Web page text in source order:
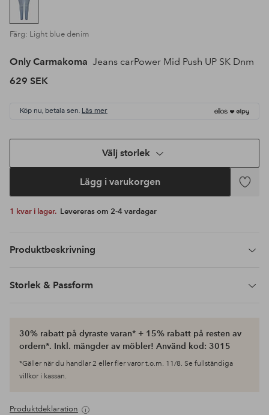
Färg: Light blue denim
Only Carmakoma Jeans carPower Mid Push UP SK Dnm
629 SEK
Köp nu, betala sen. Läs mer
Välj storlek
Lägg i varukorgen
Lägg
1 kvar i lager. Levereras om 2-4 vardagar
Produktbeskrivning
Storlek & Passform
30% rabatt på dyraste varan* + 15% rabatt på resten av
ordern*. Inkl. mängder av möbler! Använd kod: 3015
*Gäller när du handlar 2 eller fler varor t.o.m. 11/8. Se fullständiga
villkor i kassan.
Produktdeklaration